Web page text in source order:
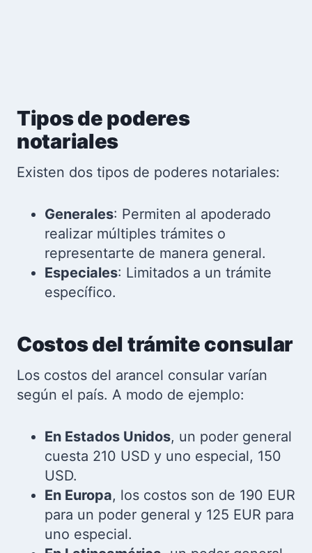
Tipos de poderes
notariales
Existen dos tipos de poderes notariales:
Generales: Permiten al apoderado
realizar múltiples trámites o
representarte de manera general.
Especiales: Limitados a un trámite
específico.
Costos del trámite consular
Los costos del arancel consular varían
según el país. A modo de ejemplo:
En Estados Unidos, un poder general
cuesta 210 USD y uno especial, 150
USD.
En Europa, los costos son de 190 EUR
para un poder general y 125 EUR para
uno especial.